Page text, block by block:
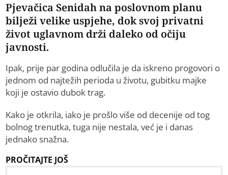
​Pjevačica Senidah na poslovnom planu
bilježi velike uspjehe, dok svoj privatni
život uglavnom drži daleko od očiju
javnosti.
Ipak, prije par godina odlučila je da iskreno progovori o
jednom od najtežih perioda u životu, gubitku majke
koji je ostavio dubok trag.
Kako je otkrila, iako je prošlo više od decenije od tog
bolnog trenutka, tuga nije nestala, već je i danas
jednako snažna.
PROČITAJTE JOŠ